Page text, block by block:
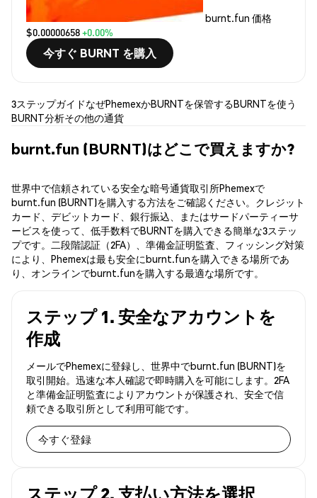
burnt.fun 価格
$0.00000658+0.00%
今すぐ BURNT を購入
3ステップガイドなぜPhemexかBURNTを保管するBURNTを使う
BURNT分析その他の通貨
burnt.fun (BURNT)はどこで買えますか?
世界中で信頼されている安全な暗号通貨取引所Phemexで
burnt.fun (BURNT)を購入する方法をご確認ください。クレジット
カード、デビットカード、銀行振込、またはサードパーティーサ
ービスを使って、低手数料でBURNTを購入できる簡単な3ステッ
プです。二段階認証（2FA）、準備金証明監査、フィッシング対策
により、Phemexは最も安全にburnt.funを購入できる場所であ
り、オンラインでburnt.funを購入する最適な場所です。
ステップ 1. 安全なアカウントを
作成
メールでPhemexに登録し、世界中でburnt.fun (BURNT)を
取引開始。迅速な本人確認で即時購入を可能にします。2FA
と準備金証明監査によりアカウントが保護され、安全で信
頼できる取引所として利用可能です。
今すぐ登録
ステップ 2. 支払い方法を選択